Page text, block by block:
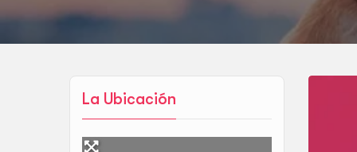
La Ubicación